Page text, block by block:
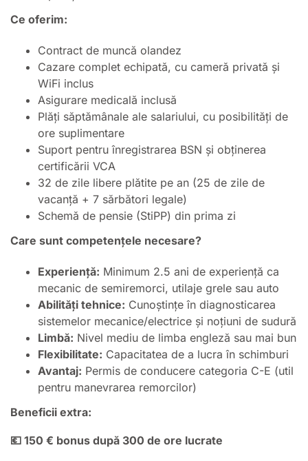
Ce oferim:
Contract de muncă olandez
Cazare complet echipată, cu cameră privată și
WiFi inclus
Asigurare medicală inclusă
Plăți săptămânale ale salariului, cu posibilități de
ore suplimentare
Suport pentru înregistrarea BSN și obținerea
certificării VCA
32 de zile libere plătite pe an (25 de zile de
vacanță + 7 sărbători legale)
Schemă de pensie (StiPP) din prima zi
Care sunt competențele necesare?
Experiență: Minimum 2.5 ani de experiență ca
mecanic de semiremorci, utilaje grele sau auto
Abilități tehnice: Cunoștințe în diagnosticarea
sistemelor mecanice/electrice și noțiuni de sudură
Limbă: Nivel mediu de limba engleză sau mai bun
Flexibilitate: Capacitatea de a lucra în schimburi
Avantaj: Permis de conducere categoria C-E (util
pentru manevrarea remorcilor)
Beneficii extra:
💶 150 € bonus după 300 de ore lucrate